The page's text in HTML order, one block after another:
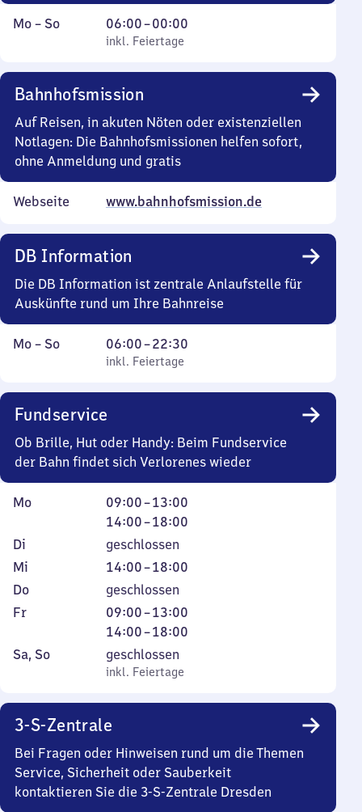
Montag
Mo – So,
inkl. Feiertage
06:00–00:00
Von
6
0
Uhr
inkl. Feiertage
Bahnhofsmission
Auf Reisen, in akuten Nöten oder existenziellen
Notlagen: Die Bahnhofsmissionen helfen sofort,
ohne Anmeldung und gratis
Webseite www.bahnhofsmission.de
DB Information
Die DB Information ist zentrale Anlaufstelle für
Auskünfte rund um Ihre Bahnreise
Montag
Mo – So,
inkl. Feiertage
06:00–22:30
Von
6
22
Uhr
30
inkl. Feiertage
Fundservice
Ob Brille, Hut oder Handy: Beim Fundservice
der Bahn findet sich Verlorenes wieder
Montag
Mo 09:00–13:00
Von
9
Uhr
bis
Uhr
14:00–18:00
Von
14
Uhr
bis
Uhr
Dienstag
Di
geschlossen
Mittwoch
Mi 14:00–18:00
Von
14
Uhr
bis
Uhr
Donnerstag
Do
geschlossen
Freitag
Fr 09:00–13:00
Von
9
Uhr
bis
14:00–18:00
Von
14
Uhr
bis
Samstag
Sa, So,
inkl. Feiertage
geschlossen
inkl. Feiertage
3-S-Zentrale
Bei Fragen oder Hinweisen rund um die Themen
Service, Sicherheit oder Sauberkeit
kontaktieren Sie die 3-S-Zentrale Dresden